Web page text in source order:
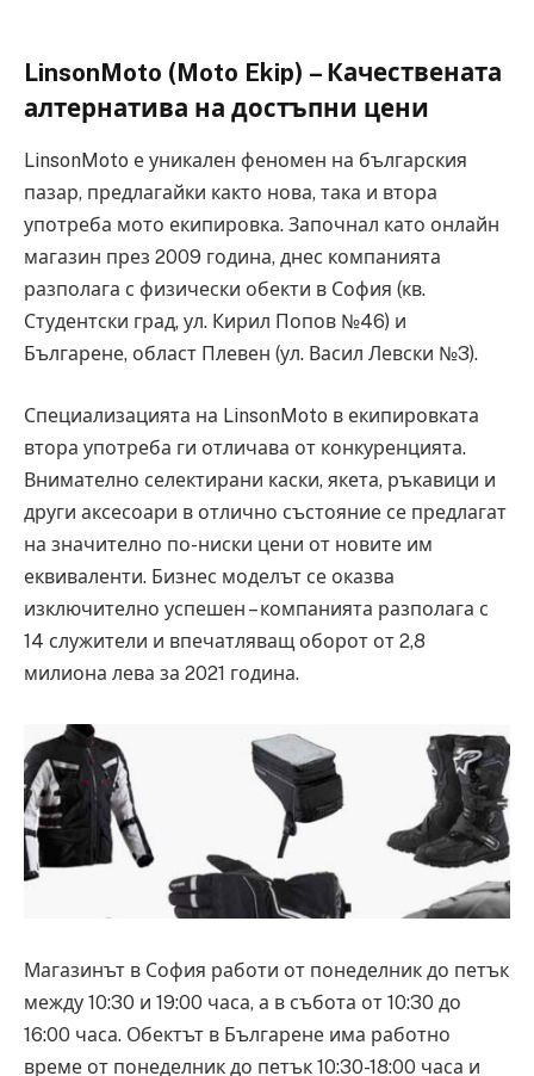
LinsonMoto (Moto Ekip) – Качествената
алтернатива на достъпни цени
LinsonMoto е уникален феномен на българския
пазар, предлагайки както нова, така и втора
употреба мото екипировка. Започнал като онлайн
магазин през 2009 година, днес компанията
разполага с физически обекти в София (кв.
Студентски град, ул. Кирил Попов №46) и
Българене, област Плевен (ул. Васил Левски №3).
Специализацията на LinsonMoto в екипировката
втора употреба ги отличава от конкуренцията.
Внимателно селектирани каски, якета, ръкавици и
други аксесоари в отлично състояние се предлагат
на значително по-ниски цени от новите им
еквиваленти. Бизнес моделът се оказва
изключително успешен – компанията разполага с
14 служители и впечатляващ оборот от 2,8
милиона лева за 2021 година.
Магазинът в София работи от понеделник до петък
между 10:30 и 19:00 часа, а в събота от 10:30 до
16:00 часа. Обектът в Българене има работно
време от понеделник до петък 10:30-18:00 часа и